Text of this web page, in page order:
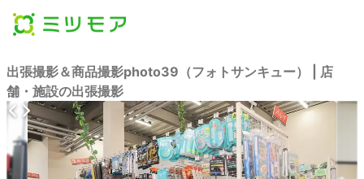
出張撮影＆商品撮影photo39（フォトサンキュー） | 店
舗・施設の出張撮影